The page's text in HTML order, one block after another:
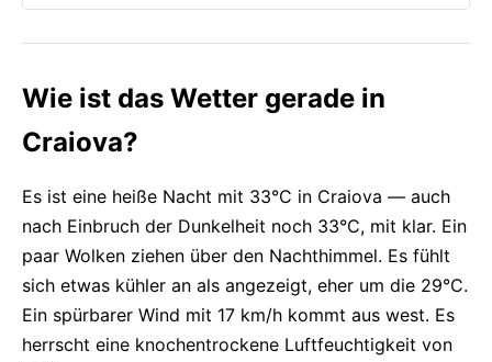
Wie ist das Wetter gerade in
Craiova?
Es ist eine heiße Nacht mit 33°C in Craiova — auch
nach Einbruch der Dunkelheit noch 33°C, mit klar. Ein
paar Wolken ziehen über den Nachthimmel. Es fühlt
sich etwas kühler an als angezeigt, eher um die 29°C.
Ein spürbarer Wind mit 17 km/h kommt aus west. Es
herrscht eine knochentrockene Luftfeuchtigkeit von